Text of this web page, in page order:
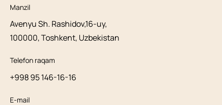
Manzil
Avenyu Sh. Rashidov,16-uy,
100000, Toshkent, Uzbekistan
Telefon raqam
+998 95 146-16-16
E-mail